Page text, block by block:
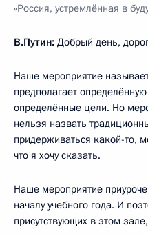
«Россия, устремлённая в
В.Путин: Добрый день,
Наше мероприятие
предполагает
определённые цели. Но
нельзя назвать
придерживаться какой-то,
что я хочу сказать.
Наше мероприятие
началу учебного года. И
присутствующих в этом